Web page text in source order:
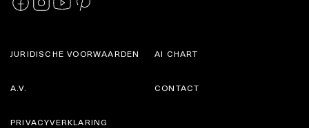
JURIDISCHE VOORWAARDEN
A.V.
AI CHART
CONTACT
PRIVACYVERKLARING